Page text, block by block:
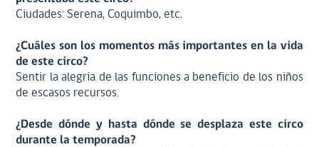
Ciudades: Serena, Coquimbo, etc.
¿Cuáles son los momentos más importantes en la vida
de este circo?
Sentir la alegria de las funciones a beneficio de los niños
de escasos recursos.
¿Desde dónde y hasta dónde se desplaza este circo
durante la temporada?